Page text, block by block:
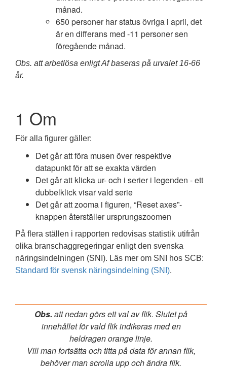
månad.
650 personer har status övriga i april, det
är en differans med -11 personer sen
föregående månad.
Obs. att arbetlösa enligt Af baseras på urvalet 16-66
år.
1 Om
För alla figurer gäller:
Det går att föra musen över respektive
datapunkt för att se exakta värden
Det går att klicka ur- och i serier i legenden - ett
dubbelklick visar vald serie
Det går att zooma i figuren, “Reset axes”-
knappen återställer ursprungszoomen
På flera ställen i rapporten redovisas statistik utifrån
olika branschaggregeringar enligt den svenska
näringsindelningen (SNI). Läs mer om SNI hos SCB:
Standard för svensk näringsindelning (SNI).
Obs. att nedan görs ett val av flik. Slutet på
innehållet för vald flik indikeras med en
heldragen orange linje.
Vill man fortsätta och titta på data för annan flik,
behöver man scrolla upp och ändra flik.